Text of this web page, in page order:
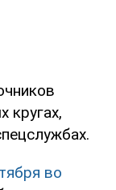
кругах,
во